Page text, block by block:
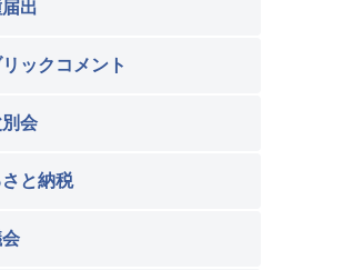
出
ックコメント
会
と納税